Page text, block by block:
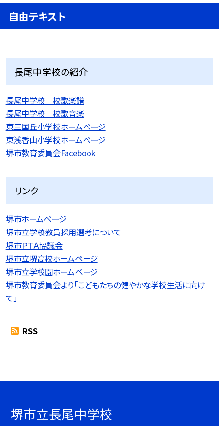
自由テキスト
長尾中学校の紹介
長尾中学校 校歌楽譜
長尾中学校 校歌音楽
東三国丘小学校ホームページ
東浅香山小学校ホームページ
堺市教育委員会Facebook
リンク
堺市ホームページ
堺市立学校教員採用選考について
堺市ＰＴＡ協議会
堺市立堺高校ホームページ
堺市立学校園ホームページ
堺市教育委員会より「こどもたちの健やかな学校生活に向け
て」
RSS
堺市立長尾中学校